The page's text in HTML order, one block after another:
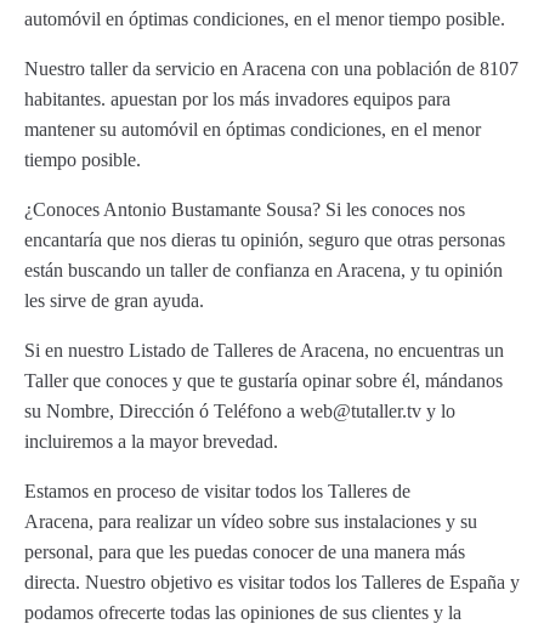
automóvil en óptimas condiciones, en el menor tiempo posible.
Nuestro taller da servicio en Aracena con una población de 8107
habitantes. apuestan por los más invadores equipos para
mantener su automóvil en óptimas condiciones, en el menor
tiempo posible.
¿Conoces Antonio Bustamante Sousa? Si les conoces nos
encantaría que nos dieras tu opinión, seguro que otras personas
están buscando un taller de confianza en Aracena, y tu opinión
les sirve de gran ayuda.
Si en nuestro Listado de Talleres de Aracena, no encuentras un
Taller que conoces y que te gustaría opinar sobre él, mándanos
su Nombre, Dirección ó Teléfono a web@tutaller.tv y lo
incluiremos a la mayor brevedad.
Estamos en proceso de visitar todos los Talleres de
Aracena, para realizar un vídeo sobre sus instalaciones y su
personal, para que les puedas conocer de una manera más
directa. Nuestro objetivo es visitar todos los Talleres de España y
podamos ofrecerte todas las opiniones de sus clientes y la